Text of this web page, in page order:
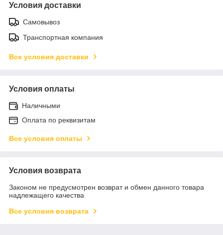
Условия доставки
Самовывоз
Транспортная компания
Все условия доставки
Условия оплаты
Наличными
Оплата по реквизитам
Все условия оплаты
Условия возврата
Законом не предусмотрен возврат и обмен данного товара
надлежащего качества
Все условия возврата